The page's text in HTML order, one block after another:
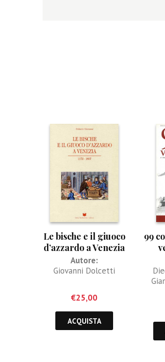
Le bische e il giuoco
d’azzardo a Venezia
Autore:
Giovanni Dolcetti
€25,00
ACQUISTA
99